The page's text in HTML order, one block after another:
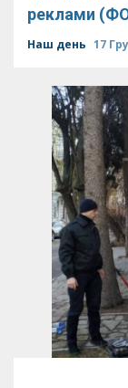
реклами
Наш день 17